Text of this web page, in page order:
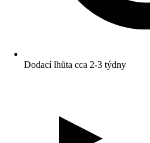
Dodací lhůta cca 2-3 týdny